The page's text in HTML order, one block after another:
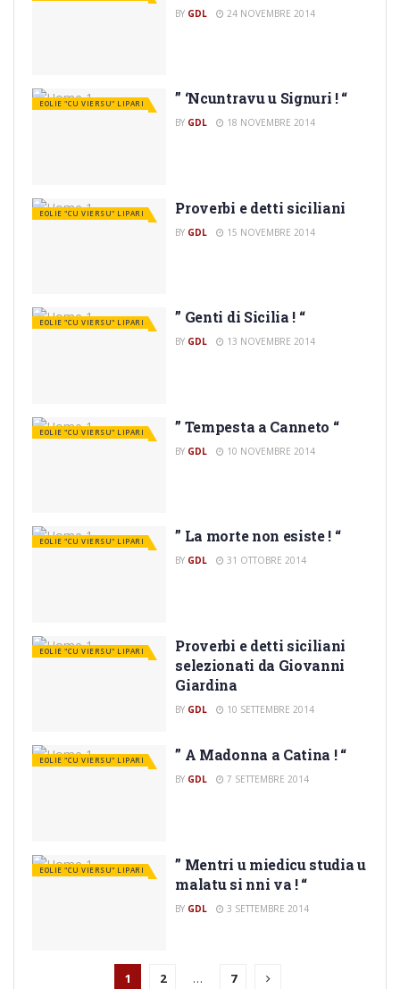
BY GDL 24 NOVEMBRE 2014
EOLIE "CU VIERSU" LIPARI ” ‘Ncuntravu u Signuri ! “
BY GDL 18 NOVEMBRE 2014
EOLIE "CU VIERSU" LIPARI Proverbi e detti siciliani
BY GDL 15 NOVEMBRE 2014
EOLIE "CU VIERSU" LIPARI ” Genti di Sicilia ! “
BY GDL 13 NOVEMBRE 2014
EOLIE "CU VIERSU" LIPARI ” Tempesta a Canneto “
BY GDL 10 NOVEMBRE 2014
EOLIE "CU VIERSU" LIPARI ” La morte non esiste ! “
BY GDL 31 OTTOBRE 2014
EOLIE "CU VIERSU" LIPARI
Proverbi e detti siciliani
selezionati da Giovanni
Giardina
BY GDL 10 SETTEMBRE 2014
EOLIE "CU VIERSU" LIPARI ” A Madonna a Catina ! “
BY GDL 7 SETTEMBRE 2014
EOLIE "CU VIERSU" LIPARI
” Mentri u miedicu studia u
malatu si nni va ! “
BY GDL 3 SETTEMBRE 2014
1 2 … 7